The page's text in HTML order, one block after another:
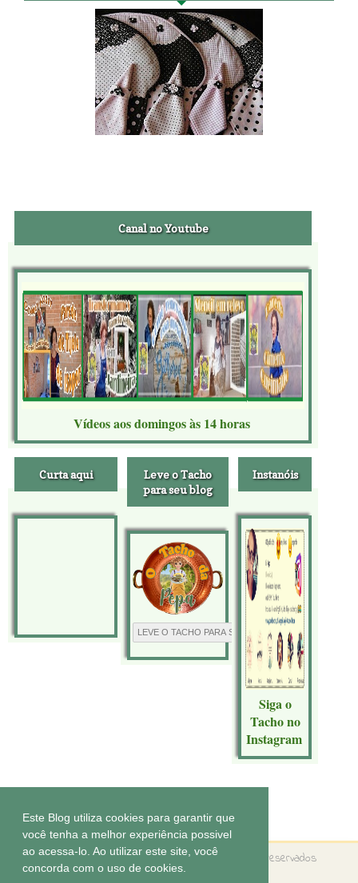
Este Blog utiliza cookies para garantir que
você tenha a melhor experiência possivel
ao acessa-lo. Ao utilizar este site, você
concorda com o uso de cookies.
Canal no Youtube
Vídeos aos domingos às 14 horas
Curta aqui
Leve o Tacho
para seu blog
Instanóis
Siga o
Tacho no
Instagram
Copyright ©O tacho da PepaTodos os direitos reservados
Tema byElaine Gaspareto